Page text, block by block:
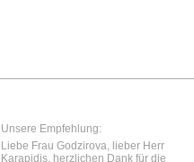
Unsere Empfehlung:
Liebe Frau Godzirova, lieber Herr
Karapidis, herzlichen Dank für die